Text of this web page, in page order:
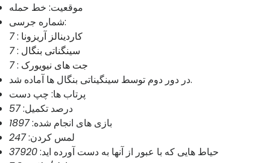
موقعیت: خط حمله
شماره جرسی:
کاردینالز آریزونا :
7
سینگناتی بنگال :
7
جت های نیویورک :
7
در دور دوم توسط سینگیناتی بنگال ها آماده شد.
پرتاب ها: چپ دست
درصد تکمیل:57
بازی های انجام شده:1897
لمس کردن:247
حیاط هایی که با عبور از آنها به دست آورده اید:37920